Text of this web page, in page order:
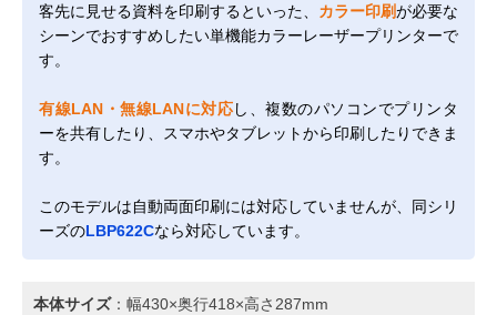
客先に見せる資料を印刷するといった、 カラー印刷が必要な
シーンでおすすめしたい単機能カラーレーザープリンターで
す。
有線LAN・無線LANに対応し、複数のパソコンでプリンタ
ーを共有したり、スマホやタブレットから印刷したりできま
す。
このモデルは自動両面印刷には対応していませんが、同シリ
ーズのLBP622Cなら対応しています。
本体サイズ：幅430×奥行418×高さ287mm